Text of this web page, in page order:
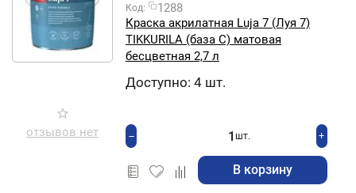
отзывов нет
Код:
1288
Краска акрилатная Luja 7 (Луя 7)
TIKKURILA (база С) матовая
бесцветная 2,7 л
Доступно: 4 шт.
+
шт.
−
В корзину